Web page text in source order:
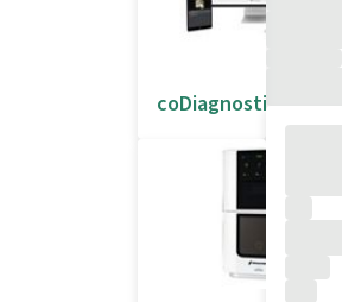
coDiagnostiX®